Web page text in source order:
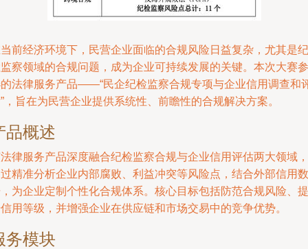
前经济环境下，民营企业面临的合规风险日益复杂，尤其是纪
察领域的合规问题，成为企业可持续发展的关键。本次大赛参
法律服务产品——“民企纪检监察合规专项与企业信用调查和
，旨在为民营企业提供系统性、前瞻性的合规解决方案。
品概述
律服务产品深度融合纪检监察合规与企业信用评估两大领域，
精准分析企业内部腐败、利益冲突等风险点，结合外部信用数
为企业定制个性化合规体系。核心目标包括防范合规风险、提
用等级，并增强企业在供应链和市场交易中的竞争优势。
务模块